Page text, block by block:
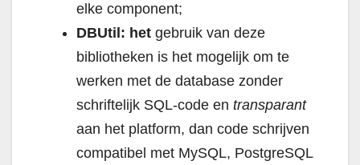
elke component;
DBUtil: het gebruik van deze
bibliotheken is het mogelijk om te
werken met de database zonder
schriftelijk SQL-code en transparant
aan het platform, dan code schrijven
compatibel met MySQL, PostgreSQL